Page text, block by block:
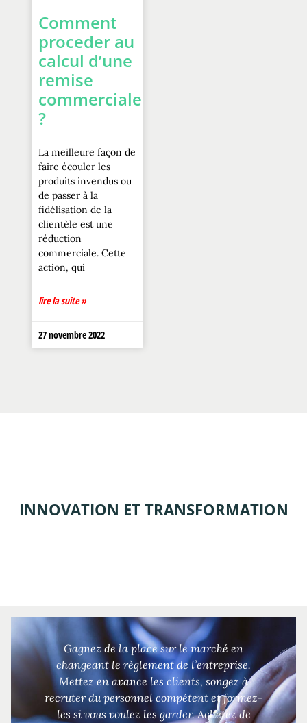
Comment
proceder au
calcul d’une
remise
commerciale
?
La meilleure façon de
faire écouler les
produits invendus ou
de passer à la
fidélisation de la
clientèle est une
réduction
commerciale. Cette
action, qui
lire la suite »
27 novembre 2022
INNOVATION ET TRANSFORMATION
Gagnez de la place sur le marché en
changeant le règlement de l’entreprise.
Mettez en avance les clients, songez à
recruter du personnel compétent et formez-
les si vous voulez les garder. Achetez de